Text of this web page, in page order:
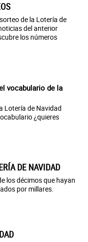
de la Lotería de
del anterior
los números
vocabulario de la
Lotería de Navidad
¿quieres
DE NAVIDAD
los décimos que hayan
por millares.